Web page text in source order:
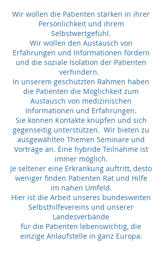
Wir wollen die Patienten stärken in ihrer
Persönlichkeit und ihrem
Selbstwertgefühl.
Wir wollen den Austausch von
Erfahrungen und Informationen fördern
und die soziale Isolation der Patienten
verhindern.
In unserem geschützten Rahmen haben
die Patienten die Möglichkeit zum
Austausch von medizinischen
Informationen und Erfahrungen.
Sie können Kontakte knüpfen und sich
gegenseitig unterstützen. Wir bieten zu
ausgewählten Themen Seminare und
Vorträge an. Eine hybride Teilnahme ist
immer möglich.
Je seltener eine Erkrankung auftritt, desto
weniger finden Patienten Rat und Hilfe
im nahen Umfeld.
Hier ist die Arbeit unseres bundesweiten
Selbsthilfevereins und unserer
Landesverbände
für die Patienten lebenswichtig, die
einzige Anlaufstelle in ganz Europa.